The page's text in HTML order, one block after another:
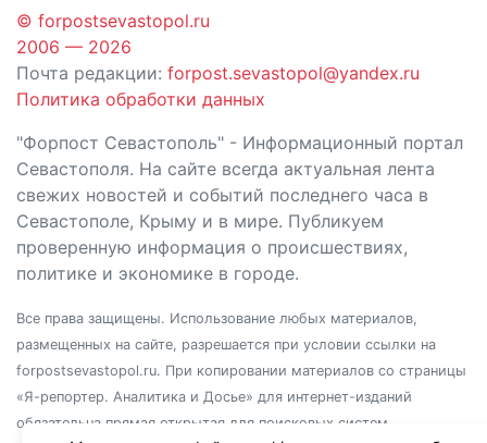
© forpostsevastopol.ru
2006 — 2026
Почта редакции: forpost.sevastopol@yandex.ru
Политика обработки данных
"Форпост Севастополь" - Информационный портал
Севастополя. На сайте всегда актуальная лента
свежих новостей и событий последнего часа в
Севастополе, Крыму и в мире. Публикуем
проверенную информация о происшествиях,
политике и экономике в городе.
Все права защищены. Использование любых материалов,
размещенных на сайте, разрешается при условии ссылки на
forpostsevastopol.ru. При копировании материалов со страницы
«Я-репортер. Аналитика и Досье» для интернет-изданий
обязательна прямая открытая для поисковых систем